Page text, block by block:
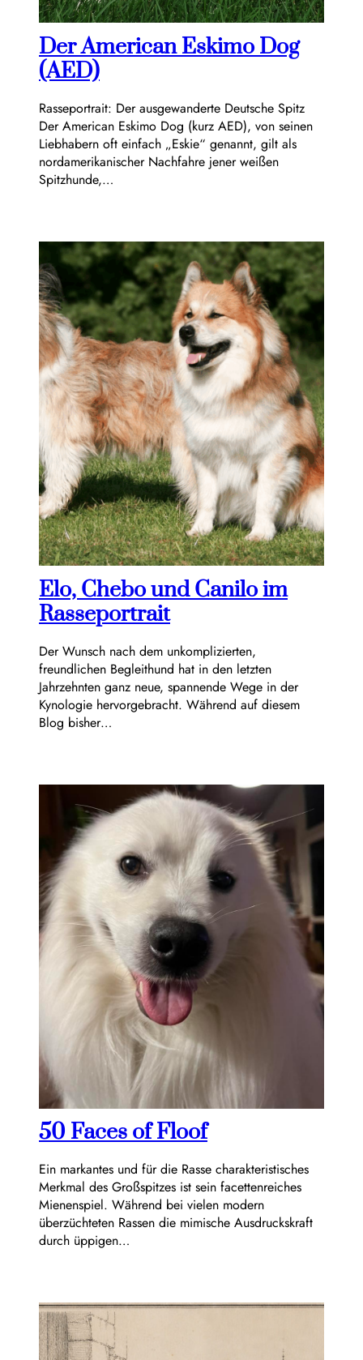
Der American Eskimo Dog
(AED)
Rasseportrait: Der ausgewanderte Deutsche Spitz
Der American Eskimo Dog (kurz AED), von seinen
Liebhabern oft einfach „Eskie“ genannt, gilt als
nordamerikanischer Nachfahre jener weißen
Spitzhunde,…
Elo, Chebo und Canilo im
Rasseportrait
Der Wunsch nach dem unkomplizierten,
freundlichen Begleithund hat in den letzten
Jahrzehnten ganz neue, spannende Wege in der
Kynologie hervorgebracht. Während auf diesem
Blog bisher…
50 Faces of Floof
Ein markantes und für die Rasse charakteristisches
Merkmal des Großspitzes ist sein facettenreiches
Mienenspiel. Während bei vielen modern
überzüchteten Rassen die mimische Ausdruckskraft
durch üppigen…